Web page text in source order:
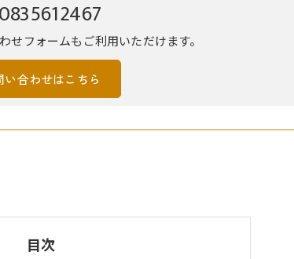
0835612467
せフォームもご利用いただけます。
い合わせはこちら
目次